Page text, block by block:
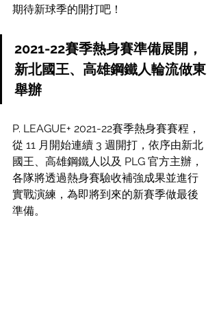
期待新球季的開打吧！
2021-22賽季熱身賽準備展開，
新北國王、高雄鋼鐵人輪流做東
舉辦
P. LEAGUE+ 2021-22賽季熱身賽賽程，
從 11 月開始連續 3 週開打，依序由新北
國王、高雄鋼鐵人以及 PLG 官方主辦，
各隊將透過熱身賽驗收補強成果並進行
實戰演練，為即將到來的新賽季做最後
準備。